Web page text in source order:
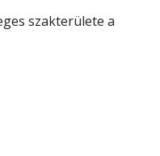
szakterülete a